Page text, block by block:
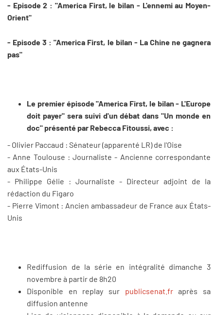
- Episode 2 : "America First, le bilan - L'ennemi au Moyen-
Orient"
- Episode 3 : "America First, le bilan - La Chine ne gagnera
pas"
Le premier épisode "America First, le bilan - L'Europe
doit payer" sera suivi d'un débat dans "Un monde en
doc" présenté par Rebecca Fitoussi, avec :
- Olivier Paccaud : Sénateur (apparenté LR) de l'Oise
- Anne Toulouse : Journaliste - Ancienne correspondante
aux États-Unis
- Philippe Gélie : Journaliste - Directeur adjoint de la
rédaction du Figaro
- Pierre Vimont : Ancien ambassadeur de France aux États-
Unis
Rediffusion de la série en intégralité dimanche 3
novembre à partir de 8h20
Disponible en replay sur publicsenat.fraprès sa
diffusion antenne